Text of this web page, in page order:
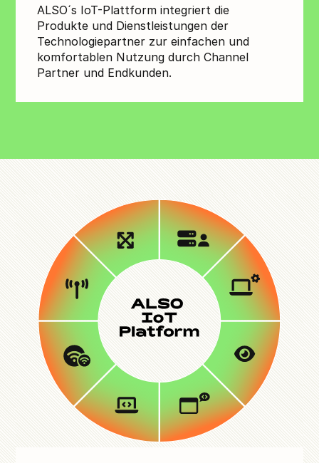
ALSO´s IoT-Plattform integriert die
Produkte und Dienstleistungen der
Technologiepartner zur einfachen und
komfortablen Nutzung durch Channel
Partner und Endkunden.